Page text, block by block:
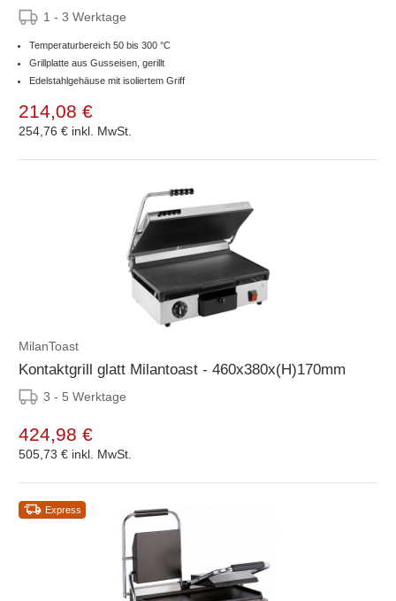
1 - 3 Werktage
Temperaturbereich 50 bis 300 °C
Grillplatte aus Gusseisen, gerillt
Edelstahlgehäuse mit isoliertem Griff
214,08 €
254,76 € inkl. MwSt.
MilanToast
Kontaktgrill glatt Milantoast - 460x380x(H)170mm
3 - 5 Werktage
424,98 €
505,73 € inkl. MwSt.
Express